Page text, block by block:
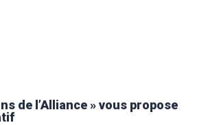
de l’Alliance » vous propose